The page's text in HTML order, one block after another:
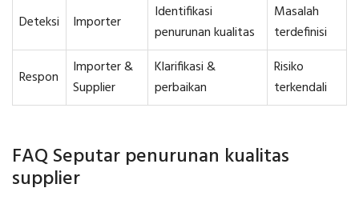
Deteksi Importer
Identifikasi
penurunan kualitas
Masalah
terdefinisi
Respon
Importer &
Supplier
Klarifikasi &
perbaikan
Risiko
terkendali
FAQ Seputar penurunan kualitas
supplier